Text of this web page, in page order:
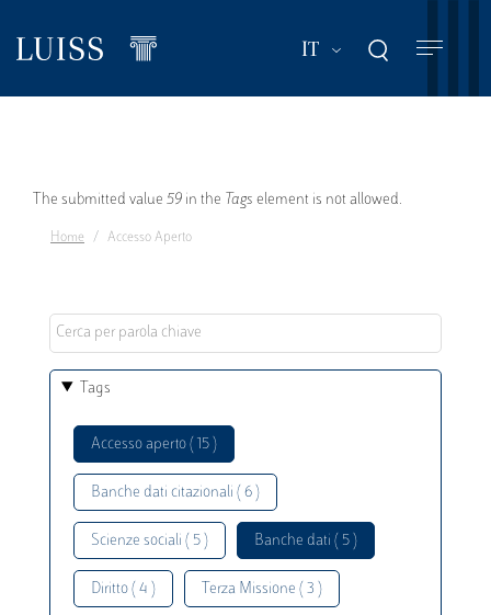
contenuto
IT Mostra ulteriori
Messaggio
di
The submitted value 59 in the Tags element is not allowed.
Home Accesso Aperto
Tags
Accesso aperto ( 15 )
Banche dati citazionali ( 6 )
Scienze sociali ( 5 ) Banche dati ( 5 )
Diritto ( 4 ) Terza Missione ( 3 )